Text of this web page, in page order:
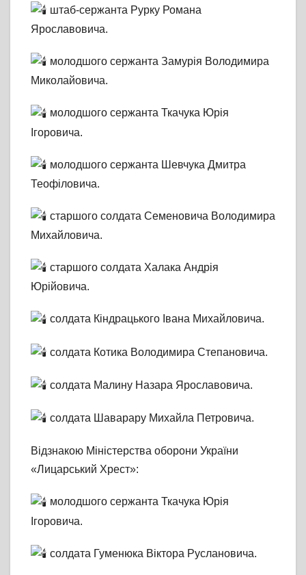
штаб-сержанта Рурку Романа
Ярославовича.
молодшого сержанта Замурія Володимира
Миколайовича.
молодшого сержанта Ткачука Юрія
Ігоровича.
молодшого сержанта Шевчука Дмитра
Теофіловича.
старшого солдата Семеновича Володимира
Михайловича.
старшого солдата Халака Андрія
Юрійовича.
солдата Кіндрацького Івана Михайловича.
солдата Котика Володимира Степановича.
солдата Малину Назара Ярославовича.
солдата Шаварару Михайла Петровича.
Відзнакою Міністерства оборони України
«Лицарський Хрест»:
молодшого сержанта Ткачука Юрія
Ігоровича.
солдата Гуменюка Віктора Руслановича.